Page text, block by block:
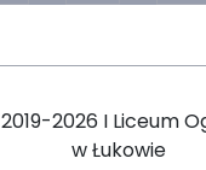
2019-2026 I Liceum
w Łukowie